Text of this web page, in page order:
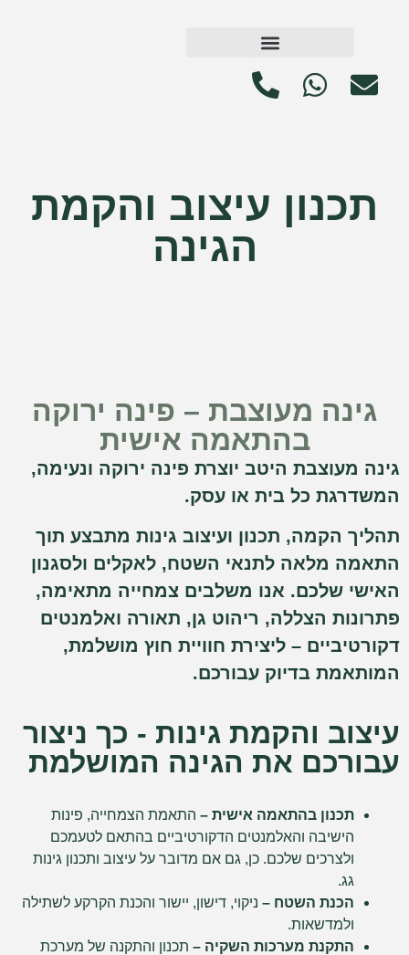
תכנון עיצוב והקמת
הגינה
גינה מעוצבת – פינה ירוקה
בהתאמה אישית
גינה מעוצבת היטב יוצרת פינה ירוקה ונעימה,
המשדרגת כל בית או עסק.
תהליך הקמה, תכנון ועיצוב גינות מתבצע תוך
התאמה מלאה לתנאי השטח, לאקלים ולסגנון
האישי שלכם. אנו משלבים צמחייה מתאימה,
פתרונות הצללה, ריהוט גן, תאורה ואלמנטים
דקורטיביים – ליצירת חוויית חוץ מושלמת,
המותאמת בדיוק עבורכם.
עיצוב והקמת גינות - כך ניצור
עבורכם את הגינה המושלמת
תכנון בהתאמה אישית – התאמת הצמחייה, פינות
הישיבה והאלמנטים הדקורטיביים בהתאם לטעמכם
ולצרכים שלכם. כן, גם אם מדובר על עיצוב ותכנון גינות
גג.
הכנת השטח – ניקוי, דישון, יישור והכנת הקרקע לשתילה
ולמדשאות.
התקנת מערכות השקיה – תכנון והתקנה של מערכת